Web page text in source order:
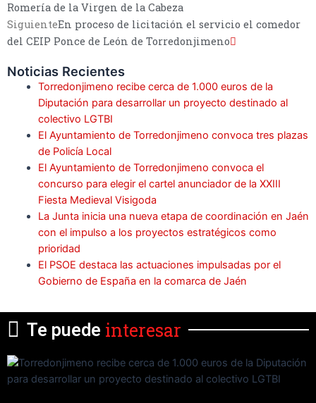
Romería de la Virgen de la Cabeza
SiguienteEn proceso de licitación el servicio el comedor
del CEIP Ponce de León de Torredonjimeno
Noticias Recientes
Torredonjimeno recibe cerca de 1.000 euros de la
Diputación para desarrollar un proyecto destinado al
colectivo LGTBI
El Ayuntamiento de Torredonjimeno convoca tres plazas
de Policía Local
El Ayuntamiento de Torredonjimeno convoca el
concurso para elegir el cartel anunciador de la XXIII
Fiesta Medieval Visigoda
La Junta inicia una nueva etapa de coordinación en Jaén
con el impulso a los proyectos estratégicos como
prioridad
El PSOE destaca las actuaciones impulsadas por el
Gobierno de España en la comarca de Jaén
Te puede interesar